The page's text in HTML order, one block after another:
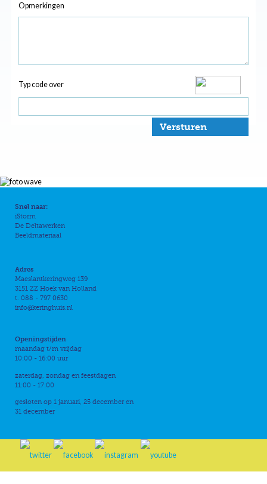
Opmerkingen
Typ code over
Versturen
Snel naar:
iStorm
De Deltawerken
Beeldmateriaal
Adres
Maeslantkeringweg 139
3151 ZZ Hoek van Holland
t. 088 - 797 0630
info@keringhuis.nl
Openingstijden
maandag t/m vrijdag
10:00 - 16:00 uur
zaterdag, zondag en feestdagen
11:00 - 17:00
gesloten op 1 januari, 25 december en
31 december